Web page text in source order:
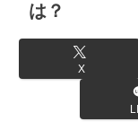
は？
X